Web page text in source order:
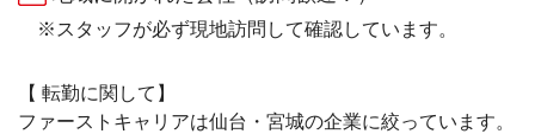
※スタッフが必ず現地訪問して確認しています。
【 転勤に関して】
ファーストキャリアは仙台・宮城の企業に絞っています。